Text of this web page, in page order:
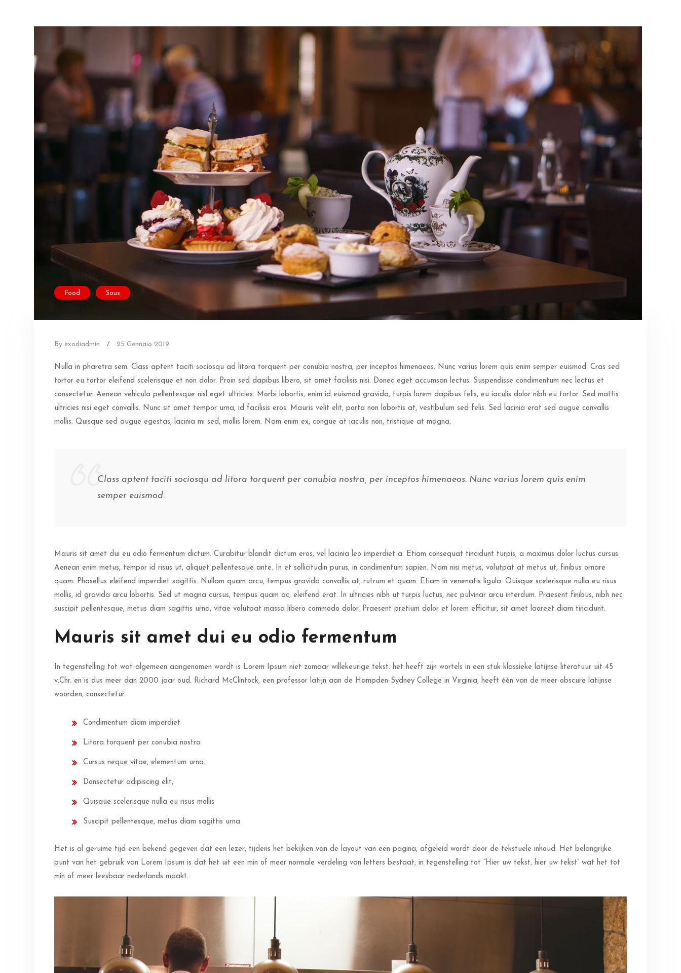
Food Sous
By exodiadmin / 25 Gennaio 2019
Nulla in pharetra sem. Class aptent taciti sociosqu ad litora torquent per conubia nostra, per inceptos himenaeos. Nunc varius lorem quis enim semper euismod. Cras sed
tortor eu tortor eleifend scelerisque et non dolor. Proin sed dapibus libero, sit amet facilisis nisi. Donec eget accumsan lectus. Suspendisse condimentum nec lectus et
consectetur. Aenean vehicula pellentesque nisl eget ultricies. Morbi lobortis, enim id euismod gravida, turpis lorem dapibus felis, eu iaculis dolor nibh eu tortor. Sed mattis
ultricies nisi eget convallis. Nunc sit amet tempor urna, id facilisis eros. Mauris velit elit, porta non lobortis at, vestibulum sed felis. Sed lacinia erat sed augue convallis
mollis. Quisque sed augue egestas, lacinia mi sed, mollis lorem. Nam enim ex, congue at iaculis non, tristique at magna.
Class aptent taciti sociosqu ad litora torquent per conubia nostra, per inceptos himenaeos. Nunc varius lorem quis enim
semper euismod.
Mauris sit amet dui eu odio fermentum dictum. Curabitur blandit dictum eros, vel lacinia leo imperdiet a. Etiam consequat tincidunt turpis, a maximus dolor luctus cursus.
Aenean enim metus, tempor id risus ut, aliquet pellentesque ante. In et sollicitudin purus, in condimentum sapien. Nam nisi metus, volutpat at metus ut, finibus ornare
quam. Phasellus eleifend imperdiet sagittis. Nullam quam arcu, tempus gravida convallis at, rutrum et quam. Etiam in venenatis ligula. Quisque scelerisque nulla eu risus
mollis, id gravida arcu lobortis. Sed ut magna cursus, tempus quam ac, eleifend erat. In ultricies nibh ut turpis luctus, nec pulvinar arcu interdum. Praesent finibus, nibh nec
suscipit pellentesque, metus diam sagittis urna, vitae volutpat massa libero commodo dolor. Praesent pretium dolor et lorem efficitur, sit amet laoreet diam tincidunt.
Mauris sit amet dui eu odio fermentum
In tegenstelling tot wat algemeen aangenomen wordt is Lorem Ipsum niet zomaar willekeurige tekst. het heeft zijn wortels in een stuk klassieke latijnse literatuur uit 45
v.Chr. en is dus meer dan 2000 jaar oud. Richard McClintock, een professor latijn aan de Hampden-Sydney College in Virginia, heeft één van de meer obscure latijnse
woorden, consectetur.
Condimentum diam imperdiet
Litora torquent per conubia nostra
Cursus neque vitae, elementum urna.
Donsectetur adipiscing elit,
Quisque scelerisque nulla eu risus mollis
Suscipit pellentesque, metus diam sagittis urna
Het is al geruime tijd een bekend gegeven dat een lezer, tijdens het bekijken van de layout van een pagina, afgeleid wordt door de tekstuele inhoud. Het belangrijke
punt van het gebruik van Lorem Ipsum is dat het uit een min of meer normale verdeling van letters bestaat, in tegenstelling tot “Hier uw tekst, hier uw tekst” wat het tot
min of meer leesbaar nederlands maakt.